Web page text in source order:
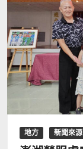
地方 新聞來